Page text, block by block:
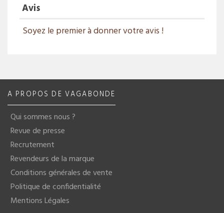
Avis
Soyez le premier à donner votre avis !
A PROPOS DE VAGABONDE
Qui sommes nous ?
Revue de presse
Recrutement
Revendeurs de la marque
Conditions générales de vente
Politique de confidentialité
Mentions Légales